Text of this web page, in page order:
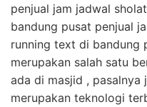
penjual jam jadwal
bandung pusat penjual
running text di bandung
merupakan salah satu
ada di masjid ,
merupakan teknologi